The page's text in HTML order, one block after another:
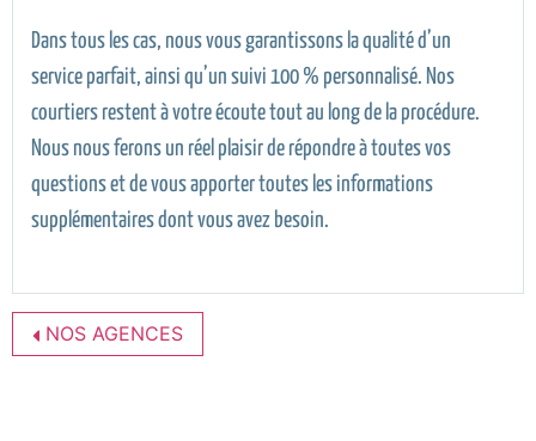
Dans tous les cas, nous vous garantissons la qualité d’un
service parfait, ainsi qu’un suivi 100 % personnalisé. Nos
courtiers restent à votre écoute tout au long de la procédure.
Nous nous ferons un réel plaisir de répondre à toutes vos
questions et de vous apporter toutes les informations
supplémentaires dont vous avez besoin.
NOS AGENCES